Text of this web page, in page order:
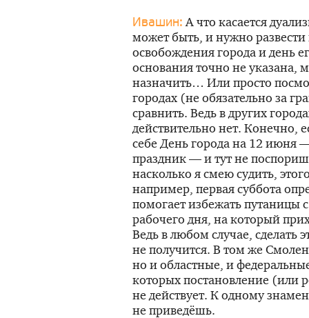
Ивашин: А что касается
может быть, и нужно
освобождения города и день
основания точно не указана,
назначить… Или просто
городах (не обязательно за
сравнить. Ведь в других
действительно нет. Конечно,
себе День города на 12 июня
праздник — и тут не
насколько я смею судить,
например, первая суббота
помогает избежать путаницы
рабочего дня, на который
Ведь в любом случае, сделать
не получится. В том же
но и областные, и
которых постановление (или
не действует. К одному
не приведёшь.